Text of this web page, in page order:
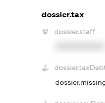
dossier.tax
dossier.staff